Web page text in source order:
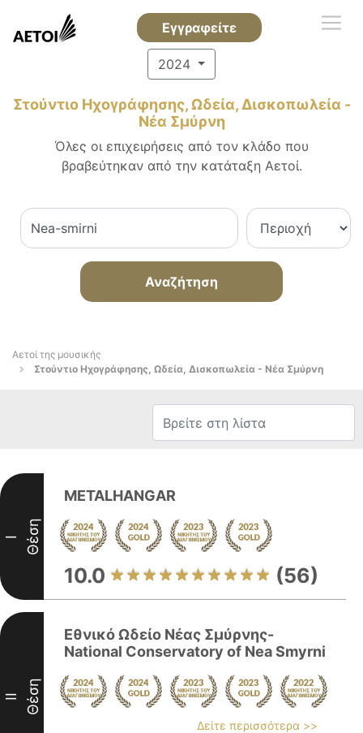
Εγγραφείτε
2024
Στούντιο Ηχογράφησης, Ωδεία, Δισκοπωλεία -
Νέα Σμύρνη
Όλες οι επιχειρήσεις από τον κλάδο που
βραβεύτηκαν από την κατάταξη Αετοί.
Αναζήτηση
Αετοί της μουσικής
Στούντιο Ηχογράφησης, Ωδεία, Δισκοπωλεία - Νέα Σμύρνη
I Θέση
METALHANGAR
10.0 (56)
II Θέση
Εθνικό Ωδείο Νέας Σμύρνης-
National Conservatory of Nea Smyrni
Δείτε περισσότερα >>